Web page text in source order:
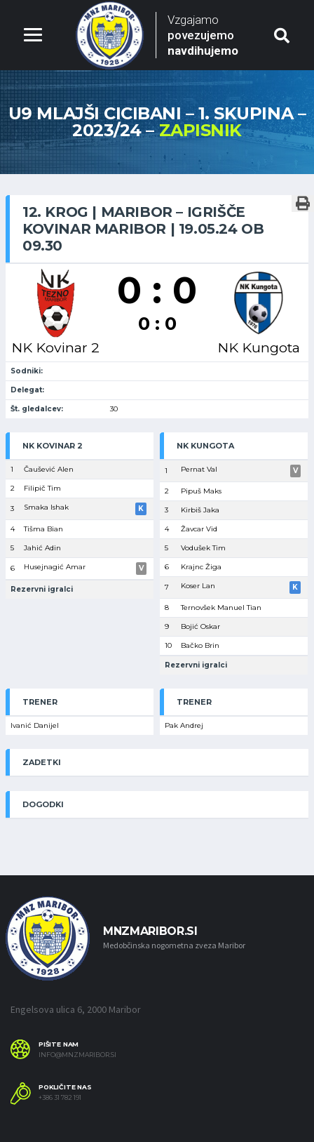
Vzgajamo
povezujemo
navdihujemo
U9 MLAJŠI CICIBANI – 1. SKUPINA –
2023/24 –ZAPISNIK
12. KROG | MARIBOR – IGRIŠČE
KOVINAR MARIBOR | 19.05.24 OB
09.30
NK Kovinar 2
0 : 0
0 : 0
NK Kungota
Sodniki:
Delegat:
Št. gledalcev: 30
NK KOVINAR 2
1 Čaušević Alen
2 Filipič Tim
3 Smaka Ishak K
4 Tišma Bian
5 Jahić Adin
6 Husejnagić Amar V
Rezervni igralci
NK KUNGOTA
1 Pernat Val V
2 Pipuš Maks
3 Kirbiš Jaka
4 Žavcar Vid
5 Vodušek Tim
6 Krajnc Žiga
7 Koser Lan K
8 Ternovšek Manuel Tian
9 Bojić Oskar
10 Bačko Brin
Rezervni igralci
TRENER
Ivanić Danijel
TRENER
Pak Andrej
ZADETKI
DOGODKI
MNZMARIBOR.SI
Medobčinska nogometna zveza Maribor
Engelsova ulica 6, 2000 Maribor
PIŠITE NAM
INFO@MNZMARIBOR.SI
POKLIČITE NAS
+386 31 782 191